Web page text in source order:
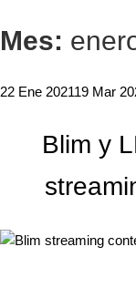
Mes:
22 Ene 202119 Mar
Blim y